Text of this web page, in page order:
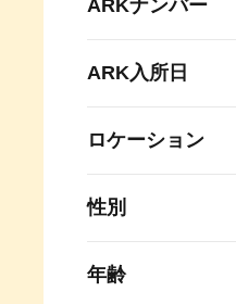
ARKナンバー
ARK入所日
ロケーション
性別
年齢